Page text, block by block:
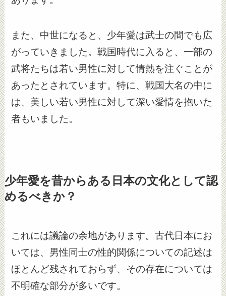
また、中世になると、少年愛は武士の間でも広
がっていきました。戦国時代に入ると、一部の
武将たちは若い男性に対して情熱を注ぐことが
あったとされています。特に、戦国大名の中に
は、美しい若い男性に対して深い愛情を抱いた
者もいました。
少年愛を昔からある日本の文化として認
めるべきか？
これには議論の余地があります。古代日本にお
いては、男性同士の性的関係についての記述は
ほとんど残されておらず、その存在については
不明確な部分が多いです。